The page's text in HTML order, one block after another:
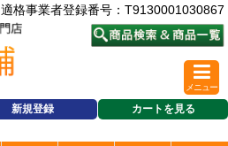
適格事業者登録番号：T9130001030867
新規登録 カートを見る
メニュー